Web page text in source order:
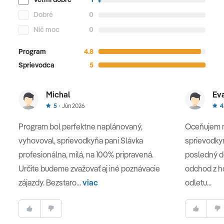
7. deň
LIPARSKÉ OSTROVY
Navštívime ostrov Lipari, kde absolvujeme prehliadku
presunieme na ostrov Vulcano, kde sa nám naskytne
možnosť kúpania v sírnych prameňoch (nie je v cene
fakultatívneho výletu).
Dobré
0
Nič moc
0
Program
4.8
Sprievodca
5
Michal
5 Jún 2026
Program bol perfektne naplánovaný,
vyhovoval, sprievodkyňa pani Slávka
profesionálna, milá, na 100% pripravená.
Určite budeme zvažovať aj iné poznávacie
zájazdy. Bezstaro...viac
Oceňujem
posledný
odchod z
odletu...